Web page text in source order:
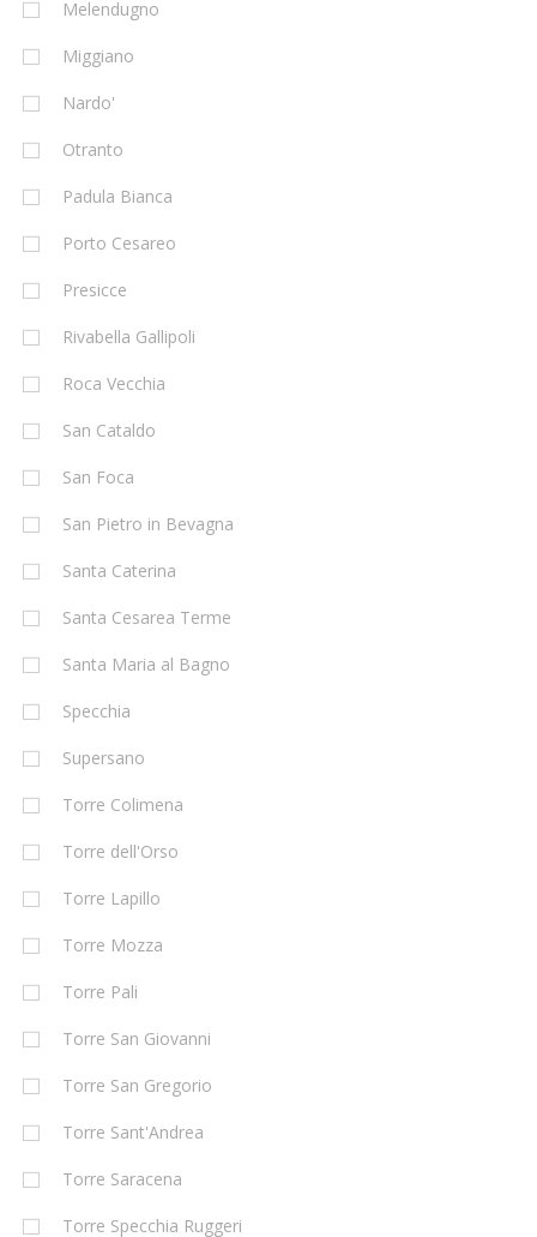
Melendugno
Miggiano
Nardo'
Otranto
Padula Bianca
Porto Cesareo
Presicce
Rivabella Gallipoli
Roca Vecchia
San Cataldo
San Foca
San Pietro in Bevagna
Santa Caterina
Santa Cesarea Terme
Santa Maria al Bagno
Specchia
Supersano
Torre Colimena
Torre dell'Orso
Torre Lapillo
Torre Mozza
Torre Pali
Torre San Giovanni
Torre San Gregorio
Torre Sant'Andrea
Torre Saracena
Torre Specchia Ruggeri